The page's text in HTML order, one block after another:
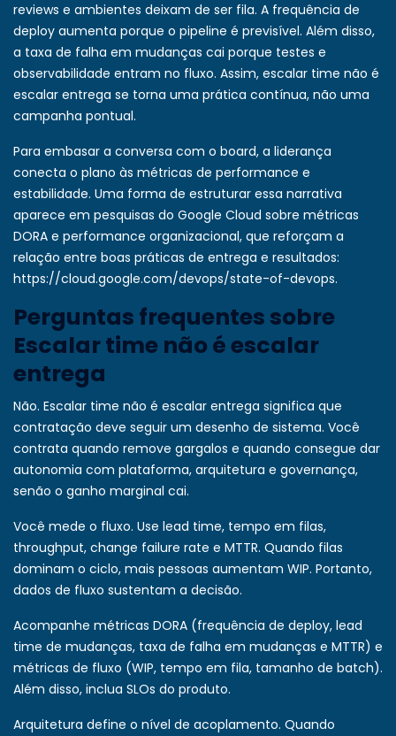
reviews e ambientes deixam de ser fila. A frequência de
deploy aumenta porque o pipeline é previsível. Além disso,
a taxa de falha em mudanças cai porque testes e
observabilidade entram no fluxo. Assim, escalar time não é
escalar entrega se torna uma prática contínua, não uma
campanha pontual.
Para embasar a conversa com o board, a liderança
conecta o plano às métricas de performance e
estabilidade. Uma forma de estruturar essa narrativa
aparece em pesquisas do Google Cloud sobre métricas
DORA e performance organizacional, que reforçam a
relação entre boas práticas de entrega e resultados:
https://cloud.google.com/devops/state-of-devops.
Perguntas frequentes sobre
Escalar time não é escalar
entrega
Não. Escalar time não é escalar entrega significa que
contratação deve seguir um desenho de sistema. Você
contrata quando remove gargalos e quando consegue dar
autonomia com plataforma, arquitetura e governança,
senão o ganho marginal cai.
Você mede o fluxo. Use lead time, tempo em filas,
throughput, change failure rate e MTTR. Quando filas
dominam o ciclo, mais pessoas aumentam WIP. Portanto,
dados de fluxo sustentam a decisão.
Acompanhe métricas DORA (frequência de deploy, lead
time de mudanças, taxa de falha em mudanças e MTTR) e
métricas de fluxo (WIP, tempo em fila, tamanho de batch).
Além disso, inclua SLOs do produto.
Arquitetura define o nível de acoplamento. Quando